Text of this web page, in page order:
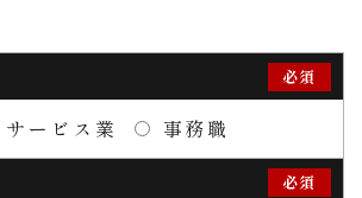
必須
サービス業
事務職
必須